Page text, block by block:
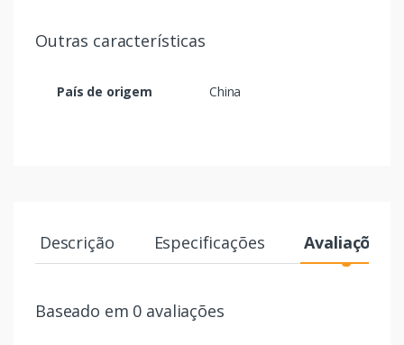
Outras características
País de origem China
Descrição Especificações Avaliações
Baseado em 0 avaliações